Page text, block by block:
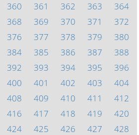
360 361 362 363
364
368 369 370 371
372
376 377 378 379
380
384 385 386 387
388
392 393 394 395
396
400 401 402 403
404
408 409 410 411
412
416 417 418 419
420
424 425 426 427
428